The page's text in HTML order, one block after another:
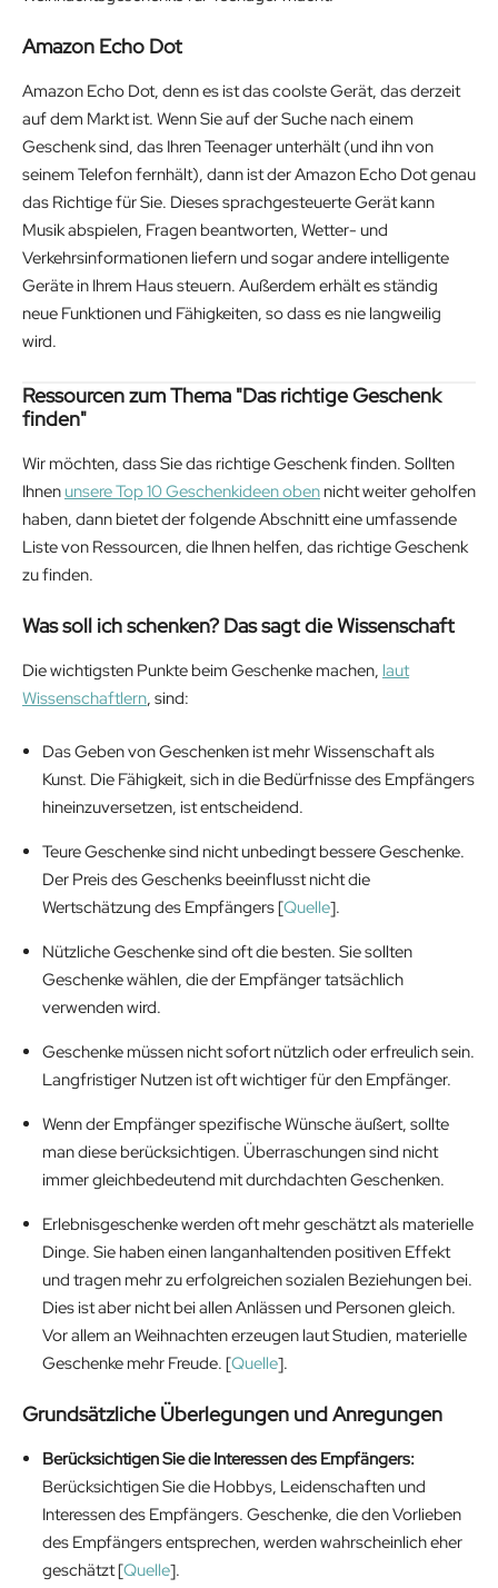
Amazon Echo Dot
Amazon Echo Dot, denn es ist das coolste Gerät, das derzeit
auf dem Markt ist. Wenn Sie auf der Suche nach einem
Geschenk sind, das Ihren Teenager unterhält (und ihn von
seinem Telefon fernhält), dann ist der Amazon Echo Dot genau
das Richtige für Sie. Dieses sprachgesteuerte Gerät kann
Musik abspielen, Fragen beantworten, Wetter- und
Verkehrsinformationen liefern und sogar andere intelligente
Geräte in Ihrem Haus steuern. Außerdem erhält es ständig
neue Funktionen und Fähigkeiten, so dass es nie langweilig
wird.
Ressourcen zum Thema "Das richtige Geschenk
finden"
Wir möchten, dass Sie das richtige Geschenk finden. Sollten
Ihnen unsere Top 10 Geschenkideen oben nicht weiter geholfen
haben, dann bietet der folgende Abschnitt eine umfassende
Liste von Ressourcen, die Ihnen helfen, das richtige Geschenk
zu finden.
Was soll ich schenken? Das sagt die Wissenschaft
Die wichtigsten Punkte beim Geschenke machen, laut
Wissenschaftlern, sind:
Das Geben von Geschenken ist mehr Wissenschaft als
Kunst. Die Fähigkeit, sich in die Bedürfnisse des Empfängers
hineinzuversetzen, ist entscheidend.
Teure Geschenke sind nicht unbedingt bessere Geschenke.
Der Preis des Geschenks beeinflusst nicht die
Wertschätzung des Empfängers [Quelle].
Nützliche Geschenke sind oft die besten. Sie sollten
Geschenke wählen, die der Empfänger tatsächlich
verwenden wird.
Geschenke müssen nicht sofort nützlich oder erfreulich sein.
Langfristiger Nutzen ist oft wichtiger für den Empfänger.
Wenn der Empfänger spezifische Wünsche äußert, sollte
man diese berücksichtigen. Überraschungen sind nicht
immer gleichbedeutend mit durchdachten Geschenken.
Erlebnisgeschenke werden oft mehr geschätzt als materielle
Dinge. Sie haben einen langanhaltenden positiven Effekt
und tragen mehr zu erfolgreichen sozialen Beziehungen bei.
Dies ist aber nicht bei allen Anlässen und Personen gleich.
Vor allem an Weihnachten erzeugen laut Studien, materielle
Geschenke mehr Freude. [Quelle].
Grundsätzliche Überlegungen und Anregungen
Berücksichtigen Sie die Interessen des Empfängers:
Berücksichtigen Sie die Hobbys, Leidenschaften und
Interessen des Empfängers. Geschenke, die den Vorlieben
des Empfängers entsprechen, werden wahrscheinlich eher
geschätzt [Quelle].